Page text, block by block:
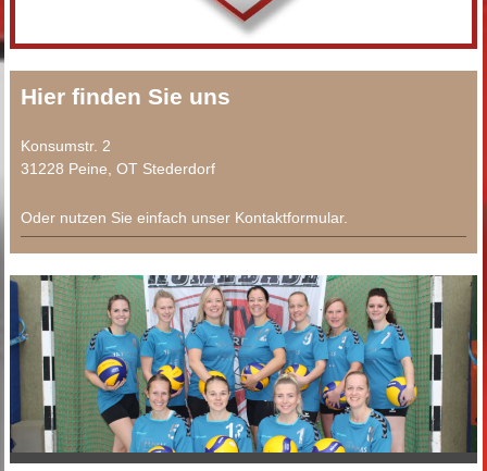
Hier finden Sie uns
Konsumstr. 2
31228 Peine, OT Stederdorf
Oder nutzen Sie einfach unser Kontaktformular.